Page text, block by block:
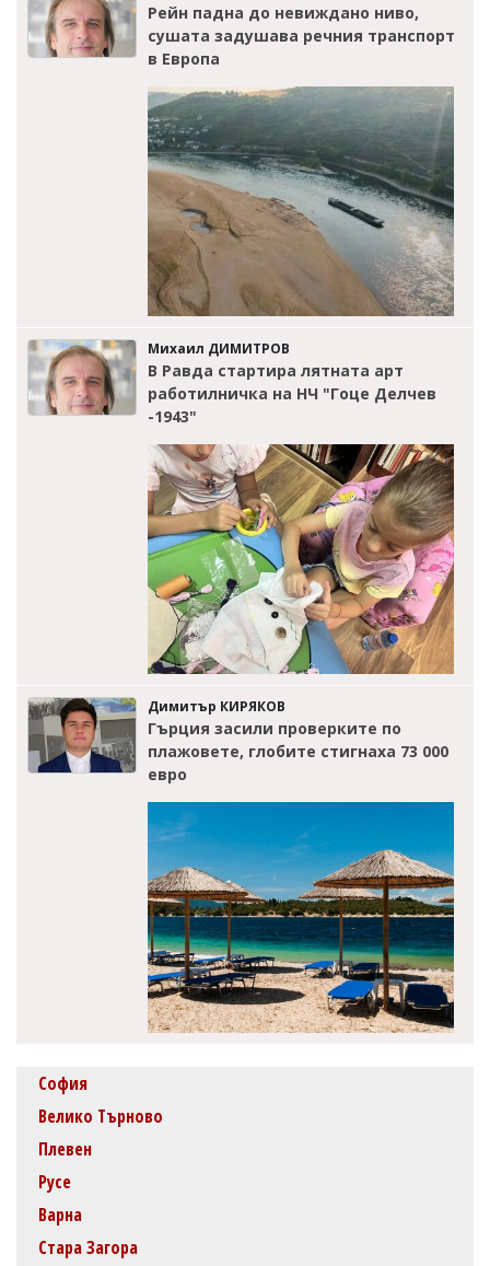
Рейн падна до невиждано ниво,
сушата задушава речния транспорт
в Европа
Михаил ДИМИТРОВ
В Равда стартира лятната арт
работилничка на НЧ "Гоце Делчев
-1943"
Димитър КИРЯКОВ
Гърция засили проверките по
плажовете, глобите стигнаха 73 000
евро
София
Велико Търново
Плевен
Русе
Варна
Стара Загора